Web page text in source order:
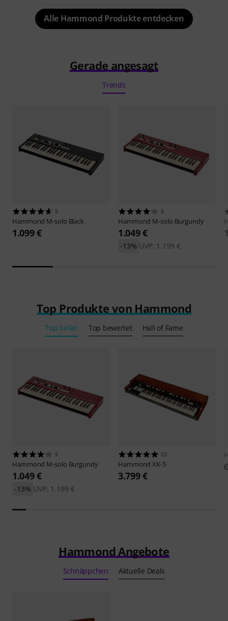
Alle Hammond Produkte entdecken
Gerade angesagt
Trends
5
Hammond M-solo Black
1.099 €
5
Hammond M-solo Burgundy
1.049 €
UVP: 1.199 €
-13%
Top Produkte von Hammond
Top-Seller Top bewertet Hall of Fame
5
Hammond M-solo Burgundy
1.049 €
UVP: 1.199 €
-13%
23
HammondXK-5
3.799 €
Hammond Angebote
Schnäppchen Aktuelle Deals